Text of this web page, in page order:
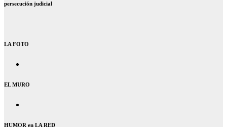
persecución judicial
LA FOTO
EL MURO
HUMOR en LA RED